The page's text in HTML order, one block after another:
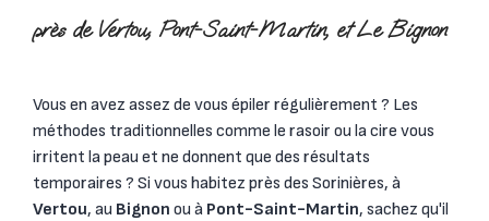
près de Vertou, Pont-Saint-Martin, et Le Bignon
Vous en avez assez de vous épiler régulièrement ? Les
méthodes traditionnelles comme le rasoir ou la cire vous
irritent la peau et ne donnent que des résultats
temporaires ? Si vous habitez près des Sorinières, à
Vertou, au Bignon ou à Pont-Saint-Martin, sachez qu'il